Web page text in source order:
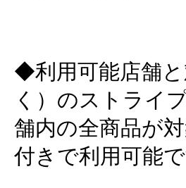
◆利用可能店舗
く）のストライ
舗内の全商品が
付きで利用可能で